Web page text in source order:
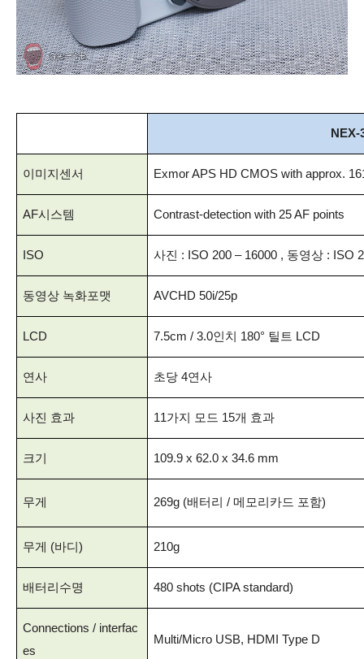
NEX-
이미지센서 Exmor APS HD CMOS with approx.
AF시스템 Contrast-detection with 25 AF points
ISO 사진 : ISO 200 – 16000 , 동영상 : ISO
동영상 녹화포맷 AVCHD 50i/25p
LCD 7.5cm / 3.0인치 180° 틸트 LCD
연사 초당 4연사
사진 효과 11가지 모드 15개 효과
크기 109.9 x 62.0 x 34.6 mm
무게 269g (배터리 / 메모리카드 포함)
무게 (바디) 210g
배터리수명 480 shots (CIPA standard)
Connections / interfac
es
Multi/Micro USB, HDMI Type D